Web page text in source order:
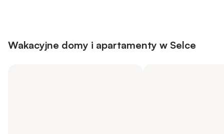
Wakacyjne domy i apartamenty w Selce